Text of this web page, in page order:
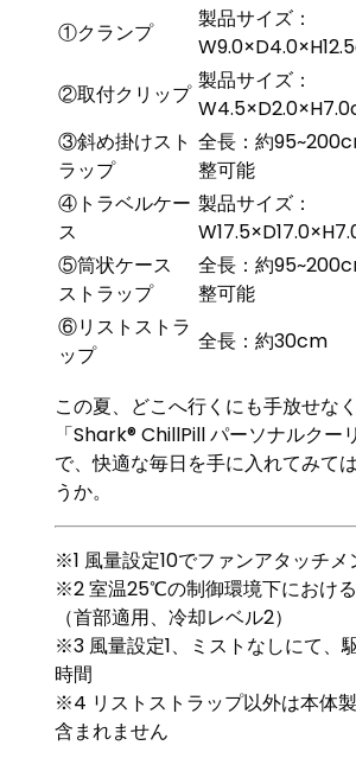
①クランプ
製品サイズ：
②取付クリップ
製品サイズ：
③斜め掛けスト
ラップ
全長：約
整可能
④トラベルケー
ス
製品サイズ：
⑤筒状ケース
ストラップ
全長：約
整可能
⑥リストストラ
ップ
全長：約30cm
この夏、どこへ行くにも手放せな
「Shark® ChillPill パーソナルクー
で、快適な毎日を手に入れてみて
うか。
※1 風量設定10でファンアタッチ
※2 室温25℃の制御環境下におけ
（首部適用、冷却レベル2）
※3 風量設定1、ミストなしにて、
時間
※4 リストストラップ以外は本体
含まれません